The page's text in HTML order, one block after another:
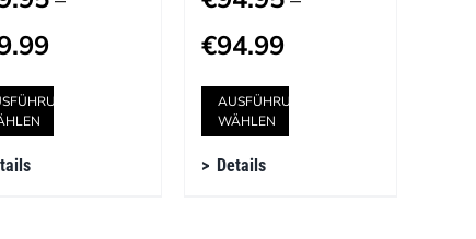
Preisspanne:
€89.95
Dieses
Produkt
€94.99Preisspanne:
€94.95
AUSFÜHRUNG
WÄHLEN
Dieses
Produkt
Details